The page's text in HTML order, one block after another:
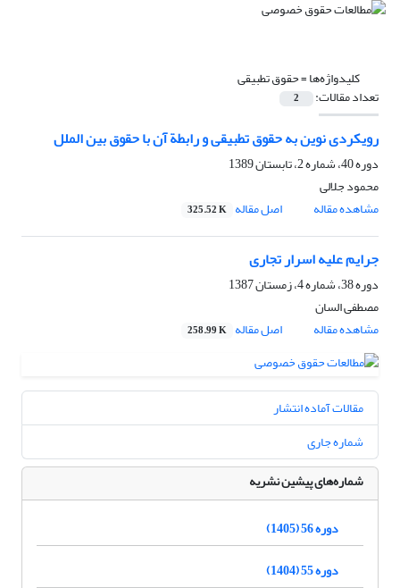
کلیدواژه‌ها =حقوق تطبیقی
تعداد مقالات: 2
رویکردی نوین به حقوق تطبیقی و رابطة آن با حقوق بین الملل
دوره 40، شماره 2، تابستان 1389
محمود جلالی
مشاهده مقاله
اصل مقاله 325.52 K
جرایم علیه اسرار تجاری
دوره 38، شماره 4، زمستان 1387
مصطفی السان
مشاهده مقاله
اصل مقاله 258.99 K
مقالات آماده انتشار
شماره جاری
شماره‌های پیشین نشریه
دوره 56 (1405)
دوره 55 (1404)